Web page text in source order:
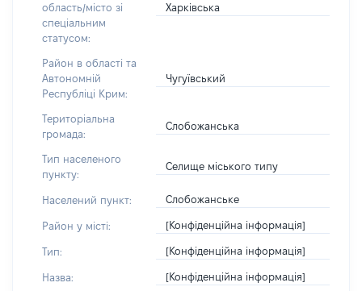
область/місто зі
спеціальним
статусом:
Харківська
Район в області та
Автономній
Республіці Крим:
Чугуївський
Територіальна
громада:
Слобожанська
Тип населеного
пункту:
Селище міського типу
Населений пункт: Слобожанське
Район у місті: [Конфіденційна інформація]
Тип: [Конфіденційна інформація]
Назва: [Конфіденційна інформація]